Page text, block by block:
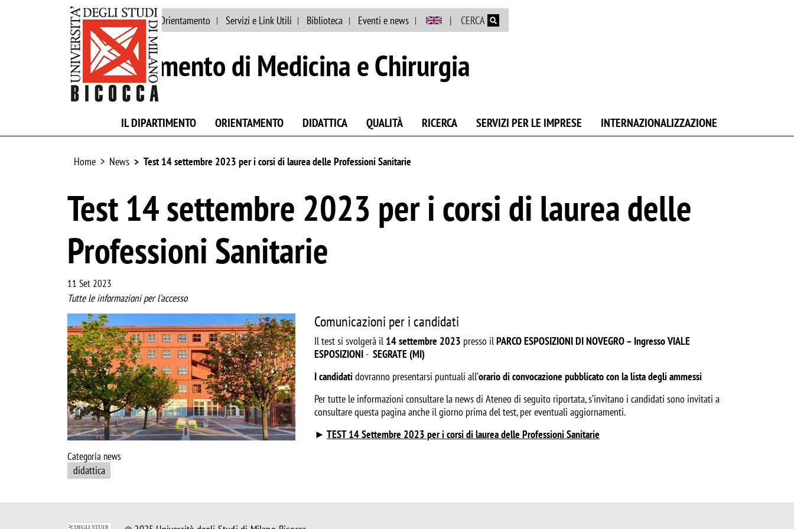
Salta al contenuto principale
Ateneo Persone Orientamento Servizi e Link Utili Biblioteca Eventi e news CERCA
Dipartimento di Medicina e Chirurgia
IL DIPARTIMENTO ORIENTAMENTO DIDATTICA QUALITÀ RICERCA SERVIZI PER LE IMPRESE INTERNAZIONALIZZAZIONE
Home News Test 14 settembre 2023 per i corsi di laurea delle Professioni Sanitarie
Test 14 settembre 2023 per i corsi di laurea delle
Professioni Sanitarie
11 Set 2023
Tutte le informazioni per l'accesso
Image
Comunicazioni per i candidati
Il test si svolgerà il 14 settembre 2023 presso ilPARCO ESPOSIZIONI DI NOVEGRO – IngressoVIALE
ESPOSIZIONI- SEGRATE (MI)
I candidatidovranno presentarsi puntuali all’orario di convocazione pubblicato con la lista degli ammessi
Per tutte le informazioni consultare la news di Ateneo di seguito riportata, s’invitano i candidati sono invitati a
consultare questa pagina anche il giorno prima del test, per eventuali aggiornamenti.
► TEST 14 Settembre 2023 per i corsi di laurea delle Professioni Sanitarie
Categoria news
didattica